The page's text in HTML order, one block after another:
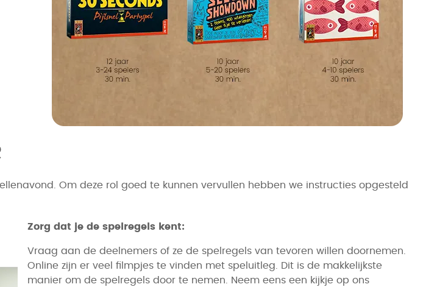
Om deze rol goed te kunnen vervullen hebben we instructies opgesteld
Zorg dat je de spelregels kent:
Vraag aan de deelnemers of ze de spelregels van tevoren willen doornemen.
Online zijn er veel filmpjes te vinden met speluitleg. Dit is de makkelijkste
manier om de spelregels door te nemen. Neem eens een kijkje op ons